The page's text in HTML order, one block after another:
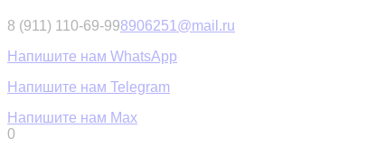
8 (911) 110-69-998906251@mail.ru
Напишите нам WhatsApp
Напишите нам Telegram
Напишите нам Max
0